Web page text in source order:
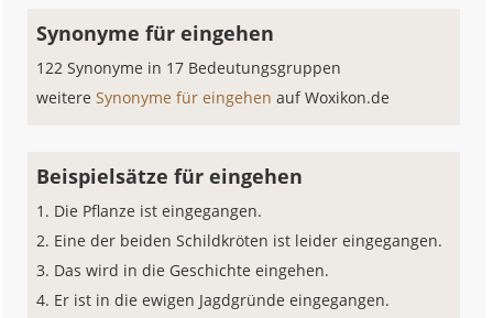
Synonyme für eingehen
122 Synonyme in 17 Bedeutungsgruppen
weitereSynonyme für eingehenauf Woxikon.de
Beispielsätze für eingehen
Die Pflanze ist eingegangen.
Eine der beiden Schildkröten ist leider eingegangen.
Das wird in die Geschichte eingehen.
Er ist in die ewigen Jagdgründe eingegangen.